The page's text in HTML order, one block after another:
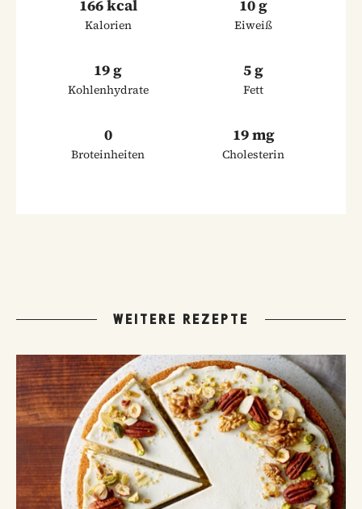
166 kcal
Kalorien
10 g
Eiweiß
19 g
Kohlenhydrate
5 g
Fett
0
Broteinheiten
19 mg
Cholesterin
WEITERE REZEPTE